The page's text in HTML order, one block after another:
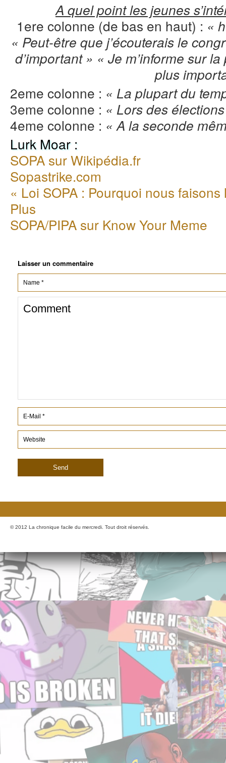
A quel point les jeunes
1ere colonne (de bas en haut) : «
« Peut-être que j’écouterais le
d’important » « Je m’informe sur
plus
2eme colonne : « La plupart du
3eme colonne : « Lors des
4eme colonne : « A la seconde
Lurk Moar :
SOPA sur Wikipédia.fr
Sopastrike.com
« Loi SOPA : Pourquoi nous
Plus
SOPA/PIPA sur Know Your Meme
Laisser un commentaire
© 2012 La chronique facile du mercredi. Tout droit réservés.